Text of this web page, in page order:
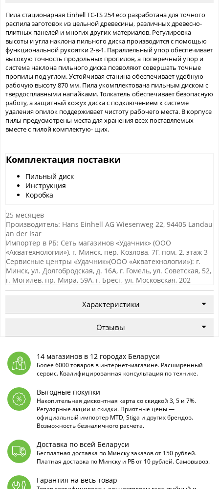
Пила стационарная Einhell TC-TS 254 eco разработана для точного
распила заготовок из цельной древесины, различных древесно-
плитных панелей и многих других материалов. Регулировка
высоты и угла наклона пильного диска производится с помощью
функциональной рукоятки 2-в-1. Параллельный упор обеспечивает
высокую точность продольных пропилов, а поперечный упор и
система наклона пильного диска позволяют совершать точные
пропилы под углом. Устойчивая станина обеспечивает удобную
рабочую высоту 870 мм. Пила укомплектована пильным диском с
твердосплавными напайками. Толкатель обеспечивает безопасную
работу, а защитный кожух диска с подключением к системе
удаления опилок поддерживает чистоту рабочего места. В корпусе
пилы предусмотрены места для хранения всех поставляемых
вместе с пилой комплектую- щих.
Комплектация поставки
Пильный диск
Инструкция
Коробка
25 месяцев
Производитель: Hans Einhell AG Wiesenweg 22, 94405 Landau
an der Isar
Импортер в РБ: Сеть магазинов «Удачник» (ООО
«Акватехнологии»), г. Минск, пер. Козлова, 7Г, пом. 2, этаж 3
Сервисные центры «Удачник»(ООО «Акватехнологии»): г.
Минск, ул. Долгобродская, д. 16А, г. Гомель, ул. Советская, 52,
г. Могилёв, пр. Мира, 59А, г. Брест, ул. Московская, 202
Характеристики
Отзывы
14 магазинов в 12 городах Беларуси
Более 6000 товаров в интернет-магазине. Расширенный
сервис. Квалифицированная консультация по технике.
Выгодные покупки
Накопительная дисконтная карта со скидкой 3, 5 и 7%.
Регулярные акции и скидки. Приятные цены —
официальный импортёр MTD, Stiga и других брендов.
Возможность безналичного расчета.
Доставка по всей Беларуси
Бесплатная доставка по Минску заказов от 150 рублей.
Платная доставка по Минску и РБ от 10 рублей. Самовывоз.
Гарантия на весь товар